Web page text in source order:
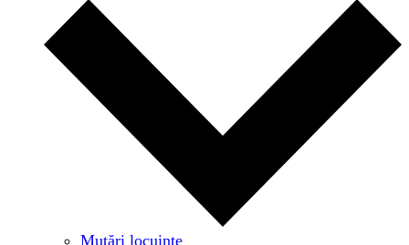
Mutări locuințe